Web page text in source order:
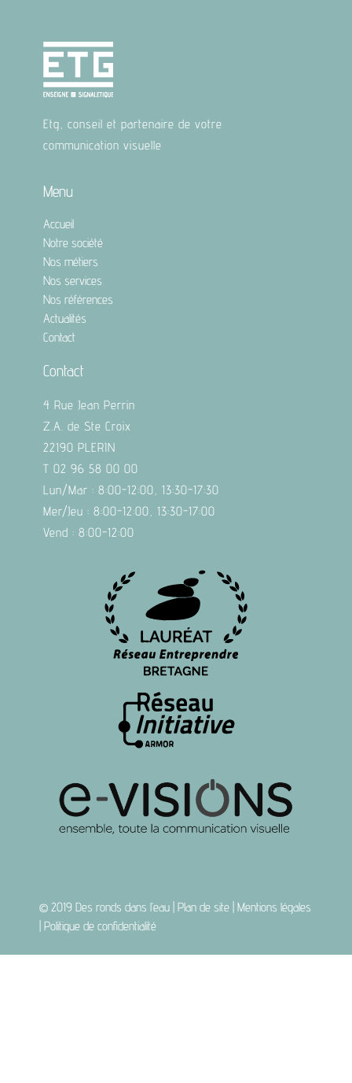
Etg, conseil et partenaire de votre
communication visuelle
Contact
4 Rue Jean Perrin
Z.A. de Ste Croix
22190 PLERIN
T 02 96 58 00 00
Lun/Mar : 8:00-12:00, 13:30-17:30
Mer/Jeu : 8:00-12:00, 13:30-17:00
Vend : 8:00-12:00
Menu
Accueil
Notre société
Nos métiers
Nos services
Nos références
Actualités
Contact
© 2019 Des ronds dans l’eau Plan de site Mentions légales
Politique de confidentialité